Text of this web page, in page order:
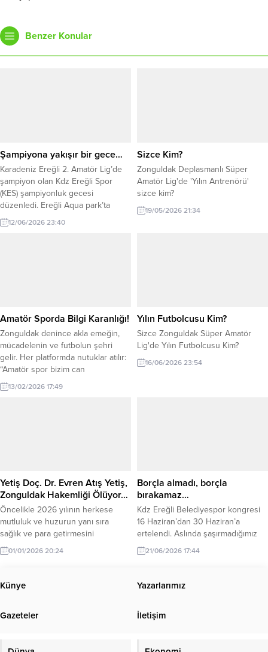
Benzer Konular
Şampiyona yakışır bir gece…
Karadeniz Ereğli 2. Amatör Lig’de
şampiyon olan Kdz Ereğli Spor
(KES) şampiyonluk gecesi
düzenledi. Ereğli Aqua park’ta
düzenlenen gecede yönetimi
futbolcular gönüllerince eğlendi.
2027 futbol sezonunda Antrenör...
12/06/2026 23:40
Sizce Kim?
Zonguldak Deplasmanlı Süper
Amatör Lig'de 'Yılın Antrenörü'
sizce kim?
19/05/2026 21:34
Amatör Sporda Bilgi Karanlığı!
Zonguldak denince akla emeğin,
mücadelenin ve futbolun şehri
gelir. Her platformda nutuklar atılır:
“Amatör spor bizim can
damarımızdır, gençlerimiz
geleceğimizdir!” Peki, sormak lazım;
13/02/2026 17:49
Yılın Futbolcusu Kim?
Sizce Zonguldak Süper Amatör
Lig'de Yılın Futbolcusu Kim?
16/06/2026 23:54
Yetiş Doç. Dr. Evren Atış Yetiş,
Zonguldak Hakemliği Ölüyor…
Öncelikle 2026 yılının herkese
mutluluk ve huzurun yanı sıra
sağlık ve para getirmesini
diliyorum.
01/01/2026 20:24
Borçla almadı, borçla
bırakamaz…
Kdz Ereğli Belediyespor kongresi
16 Haziran’dan 30 Haziran’a
ertelendi. Aslında şaşırmadığımız
ve her sene aynı senaryonun
yaşandığı bir durum diyebiliriz.
21/06/2026 17:44
Künye Yazarlarımız
Gazeteler İletişim